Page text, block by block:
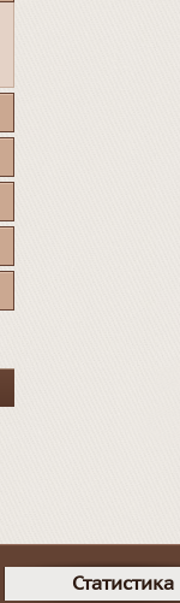
Статистика